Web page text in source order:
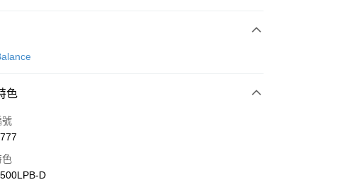
式
次付款
金庫商業銀行
商業銀行
商業儲蓄銀行
世華商業銀行
色
號
D